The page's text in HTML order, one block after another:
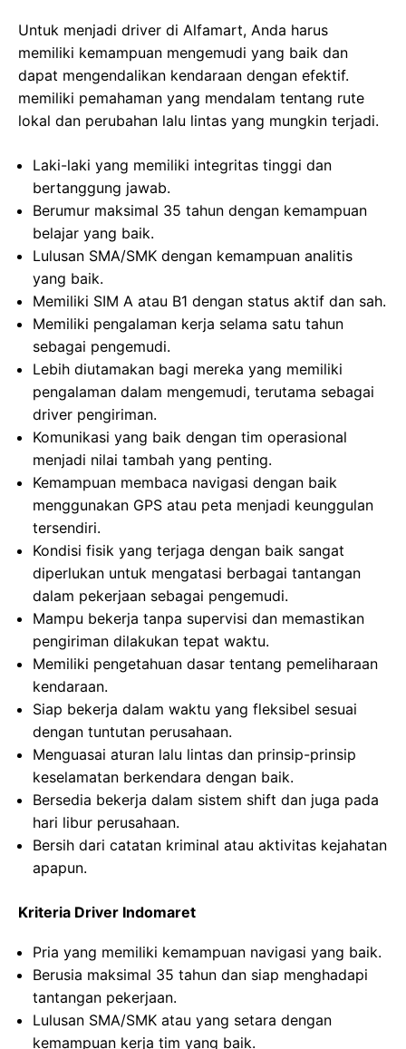
Untuk menjadi driver di Alfamart, Anda harus
memiliki kemampuan mengemudi yang baik dan
dapat mengendalikan kendaraan dengan efektif.
memiliki pemahaman yang mendalam tentang rute
lokal dan perubahan lalu lintas yang mungkin terjadi.
Laki-laki yang memiliki integritas tinggi dan
bertanggung jawab.
Berumur maksimal 35 tahun dengan kemampuan
belajar yang baik.
Lulusan SMA/SMK dengan kemampuan analitis
yang baik.
Memiliki SIM A atau B1 dengan status aktif dan sah.
Memiliki pengalaman kerja selama satu tahun
sebagai pengemudi.
Lebih diutamakan bagi mereka yang memiliki
pengalaman dalam mengemudi, terutama sebagai
driver pengiriman.
Komunikasi yang baik dengan tim operasional
menjadi nilai tambah yang penting.
Kemampuan membaca navigasi dengan baik
menggunakan GPS atau peta menjadi keunggulan
tersendiri.
Kondisi fisik yang terjaga dengan baik sangat
diperlukan untuk mengatasi berbagai tantangan
dalam pekerjaan sebagai pengemudi.
Mampu bekerja tanpa supervisi dan memastikan
pengiriman dilakukan tepat waktu.
Memiliki pengetahuan dasar tentang pemeliharaan
kendaraan.
Siap bekerja dalam waktu yang fleksibel sesuai
dengan tuntutan perusahaan.
Menguasai aturan lalu lintas dan prinsip-prinsip
keselamatan berkendara dengan baik.
Bersedia bekerja dalam sistem shift dan juga pada
hari libur perusahaan.
Bersih dari catatan kriminal atau aktivitas kejahatan
apapun.
Kriteria Driver Indomaret
Pria yang memiliki kemampuan navigasi yang baik.
Berusia maksimal 35 tahun dan siap menghadapi
tantangan pekerjaan.
Lulusan SMA/SMK atau yang setara dengan
kemampuan kerja tim yang baik.